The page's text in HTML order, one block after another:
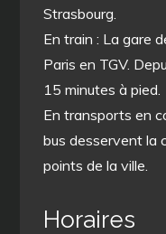
Strasbourg.
En train : La gare
Paris en TGV.
15 minutes à pied.
En transports en
bus desservent la
points de la ville.
Horaires